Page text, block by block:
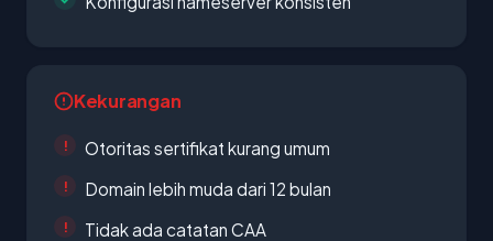
Kekurangan
Otoritas sertifikat kurang umum
Domain lebih muda dari 12 bulan
Tidak ada catatan CAA